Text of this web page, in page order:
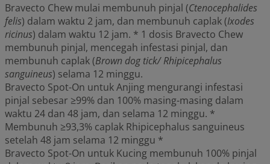
Bravecto Chew mulai membunuh pinjal (Ctenocephalides
felis) dalam waktu 2 jam, dan membunuh caplak (Ixodes
ricinus) dalam waktu 12 jam. * 1 dosis Bravecto Chew
membunuh pinjal, mencegah infestasi pinjal, dan
membunuh caplak (Brown dog tick/ Rhipicephalus
sanguineus) selama 12 minggu.
Bravecto Spot-On untuk Anjing mengurangi infestasi
pinjal sebesar ≥99% dan 100% masing-masing dalam
waktu 24 dan 48 jam, dan selama 12 minggu. *
Membunuh ≥93,3% caplak Rhipicephalus sanguineus
setelah 48 jam selama 12 minggu *
Bravecto Spot-On untuk Kucing membunuh 100% pinjal